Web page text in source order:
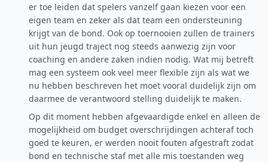
er toe leiden dat spelers vanzelf gaan kiezen voor een
eigen team en zeker als dat team een ondersteuning
krijgt van de bond. Ook op toernooien zullen de trainers
uit hun jeugd traject nog steeds aanwezig zijn voor
coaching en andere zaken indien nodig. Wat mij betreft
mag een systeem ook veel meer flexible zijn als wat we
nu hebben beschreven het moet vooral duidelijk zijn om
daarmee de verantwoord stelling duidelijk te maken.
Op dit moment hebben afgevaardigde enkel en alleen de
mogelijkheid om budget overschrijdingen achteraf toch
goed te keuren, er werden nooit fouten afgestraft zodat
bond en technische staf met alle mis toestanden weg